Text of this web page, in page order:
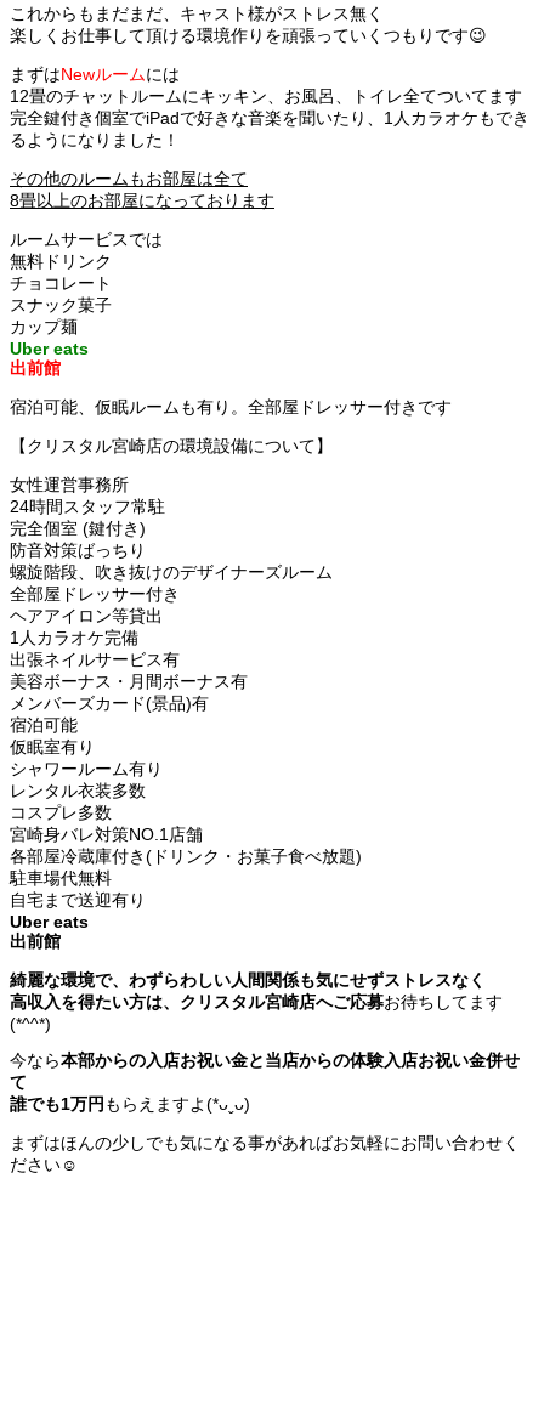
これからもまだまだ、キャスト様がストレス無く
楽しくお仕事して頂ける環境作りを頑張っていくつもりです😉
まずはNewルームには
12畳のチャットルームにキッキン、お風呂、トイレ全てついてます
完全鍵付き個室でiPadで好きな音楽を聞いたり、1人カラオケもでき
るようになりました！
その他のルームもお部屋は全て
8畳以上のお部屋になっております
ルームサービスでは
無料ドリンク
チョコレート
スナック菓子
カップ麺
Uber eats
出前館
宿泊可能、仮眠ルームも有り。全部屋ドレッサー付きです
【クリスタル宮崎店の環境設備について】
女性運営事務所
24時間スタッフ常駐
完全個室 (鍵付き)
防音対策ばっちり
螺旋階段、吹き抜けのデザイナーズルーム
全部屋ドレッサー付き
ヘアアイロン等貸出
1人カラオケ完備
出張ネイルサービス有
美容ボーナス・月間ボーナス有
メンバーズカード(景品)有
宿泊可能
仮眠室有り
シャワールーム有り
レンタル衣装多数
コスプレ多数
宮崎身バレ対策NO.1店舗
各部屋冷蔵庫付き(ドリンク・お菓子食べ放題)
駐車場代無料
自宅まで送迎有り
Uber eats
出前館
綺麗な環境で、わずらわしい人間関係も気にせずストレスなく
高収入を得たい方は、クリスタル宮崎店へご応募お待ちしてます
(*^^*)
今なら本部からの入店お祝い金と当店からの体験入店お祝い金併せ
て
誰でも1万円 もらえますよ(*ᴗˬᴗ)
まずはほんの少しでも気になる事があればお気軽にお問い合わせく
ださい☺️